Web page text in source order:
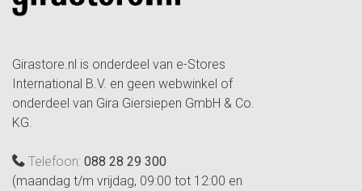
Girastore.nl is onderdeel van e-Stores
International B.V. en geen webwinkel of
onderdeel van Gira Giersiepen GmbH & Co.
KG.
Telefoon: 088 28 29 300
(maandag t/m vrijdag, 09:00 tot 12:00 en